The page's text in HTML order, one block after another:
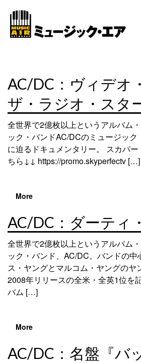
AC/DC：ヴィデオ
ザ・ラジオ・スタ
全世界で2億枚以上というアルバム
ック・バンドAC/DCのミュージッ
に迫るドキュメンタリー。 スカパ
ちら↓↓ https://promo.skyperfectv […]
More
AC/DC：ダーティ
全世界で2億枚以上というアルバム
ック・バンド、AC/DC。バンドの
ス・ヤングとマルコム・ヤングのヤ
2008年リリースの全米・全英1位を
バム […]
More
AC/DC：名盤『バ